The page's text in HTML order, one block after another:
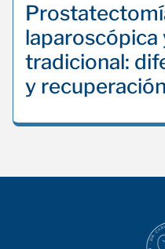
laparoscópica
tradicional:
y recuperación